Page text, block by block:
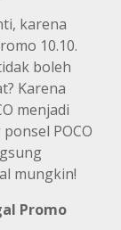
karena
10.10.
boleh
Karena
menjadi
POCO
mungkin!
Promo